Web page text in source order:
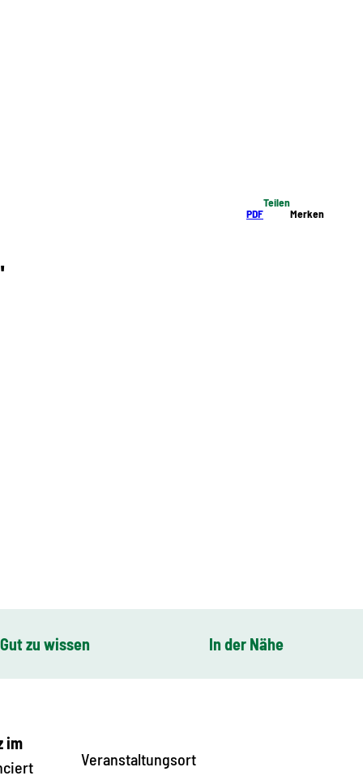
PDF
Teilen
Merken
Gut zu wissen In der Nähe
im
Veranstaltungsort